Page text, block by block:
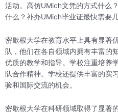
活动。高仿UMich文凭的方式什么
什么？补办UMich毕业证最快需要
密歇根大学在教育水平上具有显著
队，他们在各自领域内拥有丰富的
优质的教学和指导。学校注重培养
队合作精神。学校还提供丰富的实
验和国际交流的机会。
密歇根大学在科研领域取得了显著